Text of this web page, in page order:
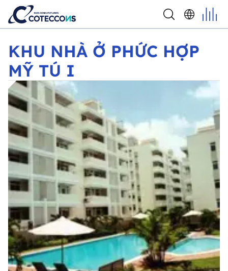
KHU NHÀ Ở PHỨC HỢP MỸ TÚ I
KHU NHÀ Ở PHỨC HỢP
MỸ TÚ I